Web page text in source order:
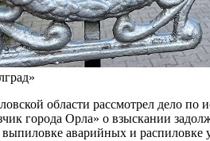
области рассмотрел дело
города Орла» о взыскании
выпиловке аварийных и